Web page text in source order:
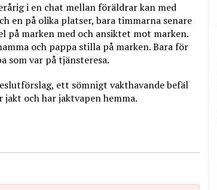
i en chat mellan föräldrar kan med
en på olika platser, bara timmarna senare
på marken med och ansiktet mot marken.
och pappa stilla på marken. Bara för
som var på tjänsteresa.
ett sömnigt vakthavande befäl
och har jaktvapen hemma.